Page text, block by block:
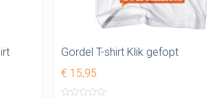
Gordel T-shirt Klik gefopt
€ 15,95